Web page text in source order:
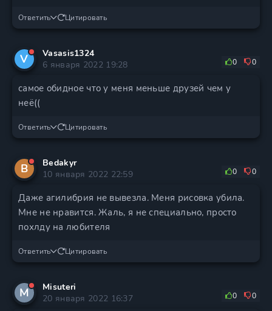
Ответить Цитировать
V
Vasasis1324
6 января 2022 19:28
0 0
самое обидное что у меня меньше друзей чем у
неё((
Ответить Цитировать
B
Bedakyr
10 января 2022 22:59
0 0
Даже агилибрия не вывезла. Меня рисовка убила.
Мне не нравится. Жаль, я не специально, просто
похлду на любителя
Ответить Цитировать
M
Misuteri
20 января 2022 16:37
0 0